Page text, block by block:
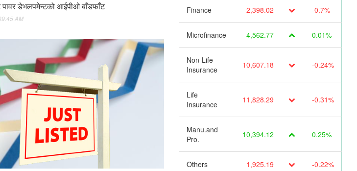
पावर डेभलपमेन्टको आईपीओ बाँडफाँट
AM
Finance 2,398.02 -0.7%
Microfinance 4,562.77 0.01%
Non-Life
Insurance
10,607.18 -0.24%
Life
Insurance
11,828.29 -0.31%
Manu.and
Pro.
10,394.12 0.25%
Others 1,925.19 -0.22%